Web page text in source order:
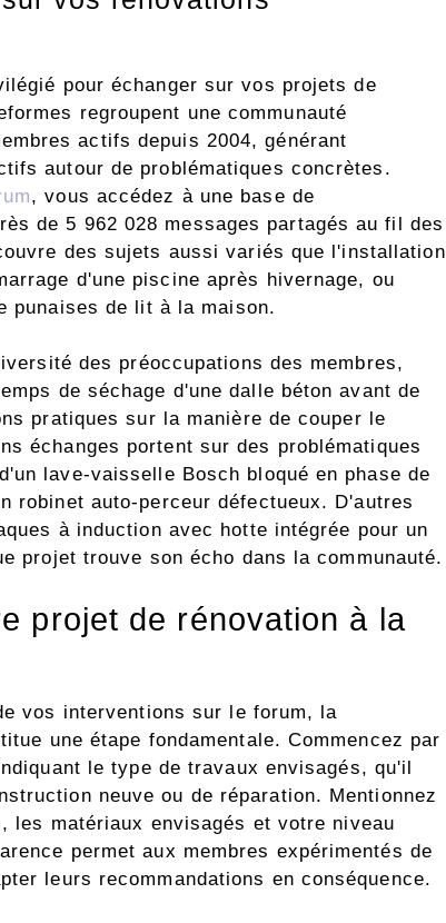
pour échanger sur vos projets de
regroupent une communauté
actifs depuis 2004, générant
autour de problématiques concrètes.
, vous accédez à une base de
de 5 962 028 messages partagés au fil des
des sujets aussi variés que l'installation
d'une piscine après hivernage, ou
punaises de lit à la maison.
des préoccupations des membres,
de séchage d'une dalle béton avant de
pratiques sur la manière de couper le
échanges portent sur des problématiques
lave-vaisselle Bosch bloqué en phase de
robinet auto-perceur défectueux. D'autres
à induction avec hotte intégrée pour un
projet trouve son écho dans la communauté.
projet de rénovation à la
vos interventions sur le forum, la
une étape fondamentale. Commencez par
le type de travaux envisagés, qu'il
neuve ou de réparation. Mentionnez
les matériaux envisagés et votre niveau
permet aux membres expérimentés de
leurs recommandations en conséquence.